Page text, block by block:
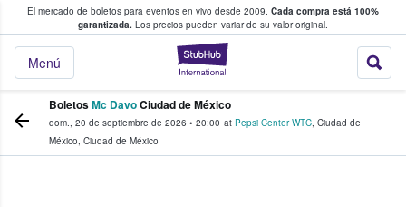
El mercado de boletos para eventos en vivo desde 2009. Cada compra está 100%
garantizada. Los precios pueden variar de su valor original.
StubHub: donde
Menú
fans compran y venden boletos
BoletosMc DavoCiudad de México
dom., 20 de septiembre de 2026 • 20:00 at Pepsi Center WTC, Ciudad de
México, Ciudad de México